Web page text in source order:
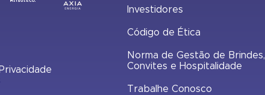
Investidores
Código de Ética
Norma de Gestão de Brindes,
Convites e Hospitalidade
Trabalhe Conosco